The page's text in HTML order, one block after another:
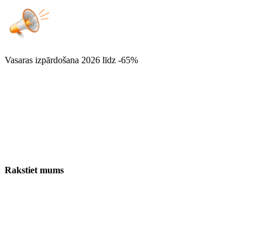
Vasaras izpārdošana 2026 līdz -65%
Rakstiet mums